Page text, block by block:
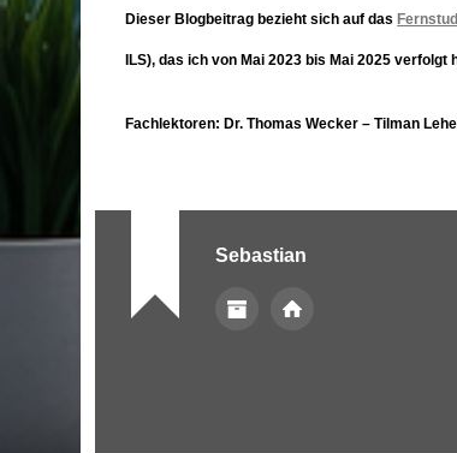
Dieser Blogbeitrag bezieht sich auf das
ILS), das ich von Mai 2023 bis Mai 2025 verfolgt
Fachlektoren: Dr. Thomas Wecker – Tilman
Sebastian